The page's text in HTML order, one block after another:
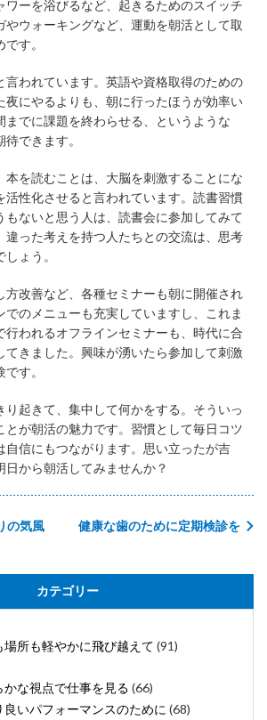
ワーを浴びるなど、起きるためのスイッチ
やウォーキングなど、運動を朝活として取
す。
言われています。英語や資格取得のための
夜にやるよりも、朝に行ったほうが効率い
までに課題を終わらせる、というような
待できます。
本を読むことは、大脳を刺激することにな
活性化させると言われています。読書習慣
もないと思う人は、読書会に参加してみて
違った考えを持つ人たちとの交流は、思考
ょう。
方改善など、各種セミナーも朝に開催され
でのメニューも充実していますし、これま
行われるオフラインセミナーも、時代に合
てきました。興味が湧いたら参加して刺激
す。
り起きて、集中して何かをする。そういっ
とが朝活の魅力です。習慣として毎日コツ
自信にもつながります。思い立ったが吉
日から朝活してみませんか？
健康な歯のために定期検診を
の気風
カテゴリー
所も軽やかに飛び越えて (91)
な視点で仕事を見る (66)
いパフォーマンスのために (68)